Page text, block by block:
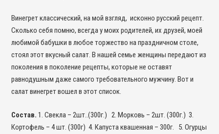
Винегрет классический, на мой взгляд, исконно русский рецепт.
Сколько себя помню, всегда у моих родителей, их друзей, моей
любимой бабушки в любое торжество на праздничном столе,
стоял этот вкусный салат. В нашей семье женщины передают из
поколения в поколение рецепты, которые не оставят
равнодушным даже самого требовательного мужчину. Вот и
салат винегрет вошел в этот список.
Состав. 1. Свекла – 2шт..(300г.) 2. Морковь – 2шт. (300г.) 3.
Кортофель – 4 шт. (300г) 4. Капуста квашенная – 300г. 5. Огурцы